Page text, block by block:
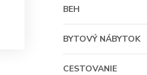
BEH
BYTOVÝ NÁBYTOK
CESTOVANIE